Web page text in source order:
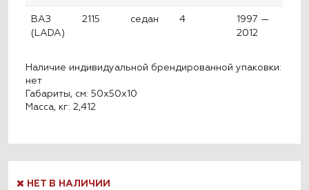
ВАЗ
(LADA)
2115 седан 4
1997 —
2012
Наличие индивидуальной брендированной упаковки:
нет
Габариты, см: 50x50x10
Масса, кг: 2,412
НЕТ В НАЛИЧИИ